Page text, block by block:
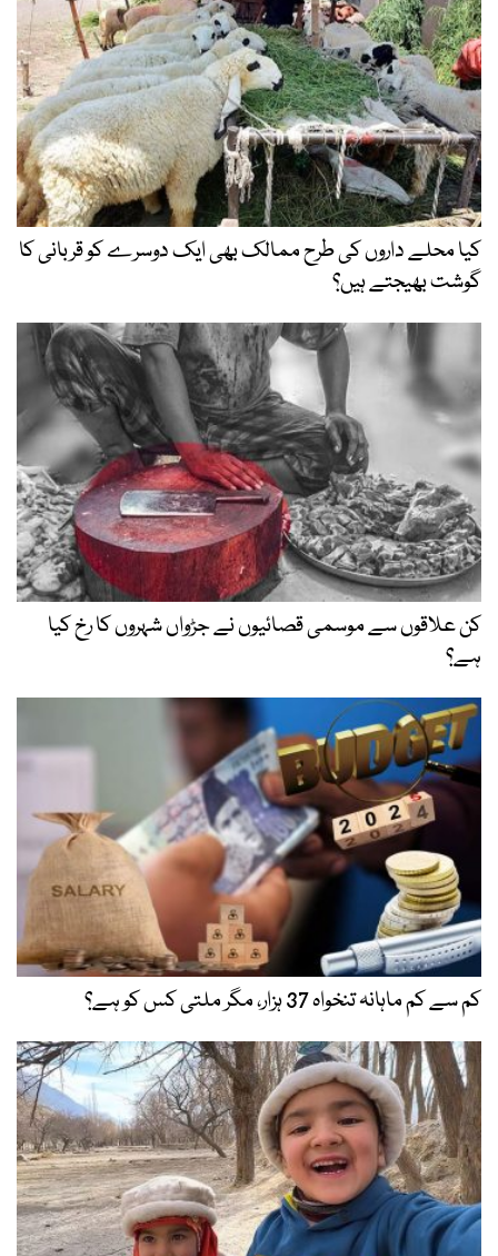
کیا محلے داروں کی طرح ممالک بھی ایک دوسرے کو قربانی کا
گوشت بھیجتے ہیں؟
کن علاقوں سے موسمی قصائیوں نے جڑواں شہروں کا رخ کیا
ہے؟
کم سے کم ماہانہ تنخواہ 37 ہزار، مگر ملتی کس کو ہے؟